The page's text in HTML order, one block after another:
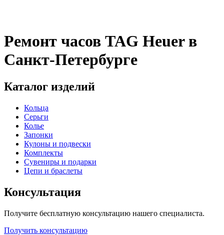
Ремонт часов TAG Heuer в
Санкт-Петербурге
Каталог изделий
Кольца
Серьги
Колье
Запонки
Кулоны и подвески
Комплекты
Сувениры и подарки
Цепи и браслеты
Консультация
Получите бесплатную консультацию нашего специалиста.
Получить консультацию